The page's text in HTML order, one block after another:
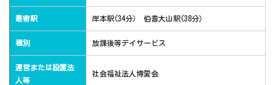
最寄駅 岸本駅(34分） 伯耆大山駅(38分）
種別 放課後等デイサービス
運営または設置法
人等
社会福祉法人博愛会